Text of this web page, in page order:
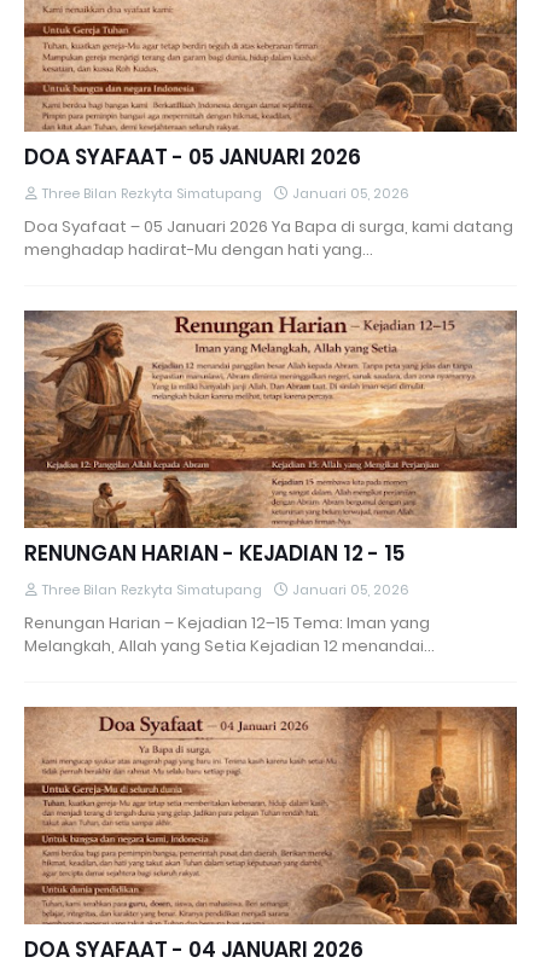
DOA SYAFAAT - 05 JANUARI 2026
Three Bilan Rezkyta Simatupang Januari 05, 2026
Doa Syafaat – 05 Januari 2026 Ya Bapa di surga, kami datang
menghadap hadirat-Mu dengan hati yang…
RENUNGAN HARIAN - KEJADIAN 12 - 15
Three Bilan Rezkyta Simatupang Januari 05, 2026
Renungan Harian – Kejadian 12–15 Tema: Iman yang
Melangkah, Allah yang Setia Kejadian 12 menandai…
DOA SYAFAAT - 04 JANUARI 2026